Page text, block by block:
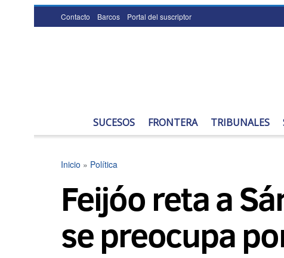
Contacto Barcos Portal del suscriptor
SUCESOS FRONTERA TRIBUNALES
Inicio » Política
Feijóo reta a
se preocupa